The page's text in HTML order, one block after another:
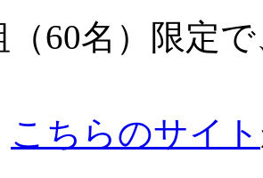
（60名）限定
こちらのサイト